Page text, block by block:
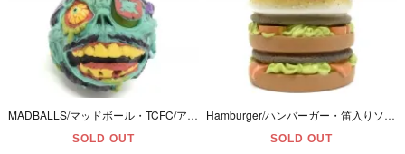
MADBALLS/マッドボール・TCFC/アメリカングリーティング/ベーシックファン・復刻版・SICK SERIES2/シックシリーズ２ 「BLECH BEARD/ブレックビアード」 2008年
SOLD OUT
Hamburger/ハンバーガー・笛入りソフビフィギュア・縦11.8cm/直径12.4cm
SOLD OUT